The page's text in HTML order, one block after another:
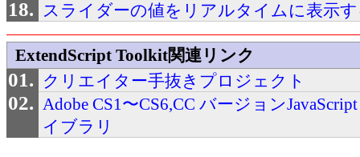
スライダーの値をリアルタイムに表示
ExtendScript Toolkit関連リンク
クリエイター手抜きプロジェクト
Adobe CS1〜CS6,CC バージョン
イブラリ